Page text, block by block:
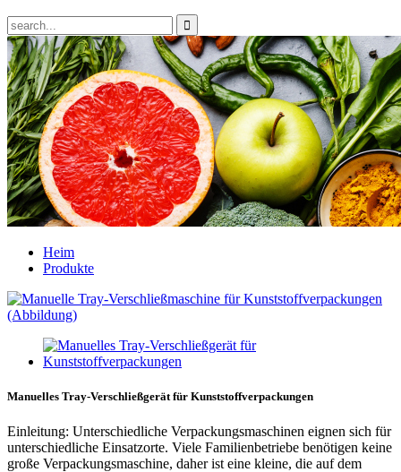
Heim
Produkte
Manuelles Tray-Verschließgerät für Kunststoffverpackungen
Einleitung: Unterschiedliche Verpackungsmaschinen eignen sich für
unterschiedliche Einsatzorte. Viele Familienbetriebe benötigen keine
große Verpackungsmaschine, daher ist eine kleine, die auf dem